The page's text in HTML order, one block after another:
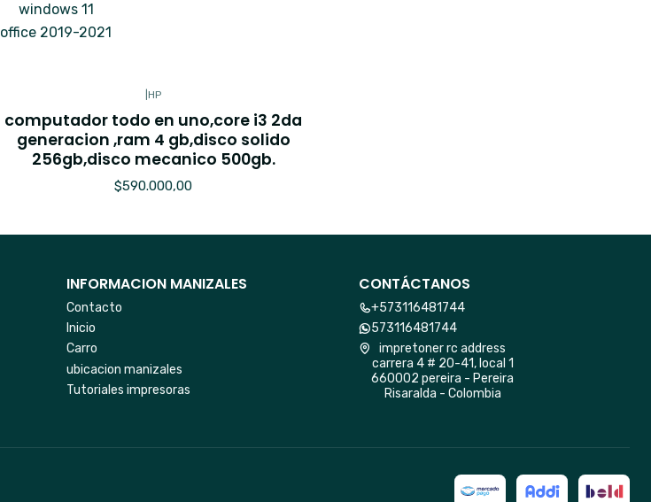
windows 11
office 2019-2021
HP
computador todo en uno,core i3 2da
generacion ,ram 4 gb,disco solido
256gb,disco mecanico 500gb.
$590.000,00
INFORMACION MANIZALES
Contacto
Inicio
Carro
ubicacion manizales
Tutoriales impresoras
CONTÁCTANOS
+573116481744
573116481744
impretoner rc address
carrera 4 # 20-41, local 1
660002 pereira - Pereira
Risaralda - Colombia